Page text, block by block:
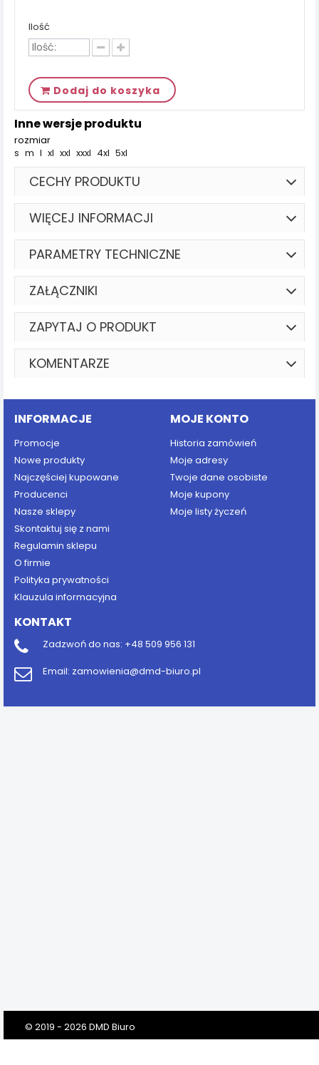
Ilość
Dodaj do koszyka
Inne wersje produktu
rozmiar
s m l xl xxl xxxl 4xl 5xl
CECHY PRODUKTU
WIĘCEJ INFORMACJI
PARAMETRY TECHNICZNE
ZAŁĄCZNIKI
ZAPYTAJ O PRODUKT
KOMENTARZE
INFORMACJE
Promocje
Nowe produkty
Najczęściej kupowane
Producenci
Nasze sklepy
Skontaktuj się z nami
Regulamin sklepu
O firmie
Polityka prywatności
Klauzula informacyjna
MOJE KONTO
Historia zamówień
Moje adresy
Twoje dane osobiste
Moje kupony
Moje listy życzeń
KONTAKT
Zadzwoń do nas: +48 509 956 131
Email: zamowienia@dmd-biuro.pl
© 2019 - 2026 DMD Biuro